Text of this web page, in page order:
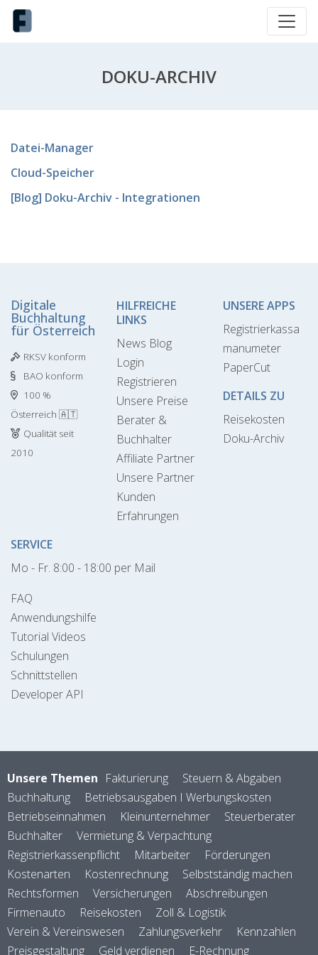
DOKU-ARCHIV
Datei-Manager
Cloud-Speicher
[Blog] Doku-Archiv - Integrationen
Digitale
Buchhaltung
für Österreich
RKSV konform
BAO konform
100 %
Österreich 🇦🇹
Qualität seit
2010
HILFREICHE
LINKS
News Blog
Login
Registrieren
Unsere Preise
Berater &
Buchhalter
Affiliate Partner
Unsere Partner
Kunden
Erfahrungen
UNSERE APPS
Registrierkassa
manumeter
PaperCut
DETAILS ZU
Reisekosten
Doku-Archiv
SERVICE
Mo - Fr. 8:00 - 18:00 per Mail
FAQ
Anwendungshilfe
Tutorial Videos
Schulungen
Schnittstellen
Developer API
Unsere Themen Fakturierung
Steuern & Abgaben
Buchhaltung
Betriebsausgaben I Werbungskosten
Betriebseinnahmen
Kleinunternehmer
Steuerberater
Buchhalter
Vermietung & Verpachtung
Registrierkassenpflicht
Mitarbeiter
Förderungen
Kostenarten
Kostenrechnung
Selbstständig machen
Rechtsformen
Versicherungen
Abschreibungen
Firmenauto
Reisekosten
Zoll & Logistik
Verein & Vereinswesen
Zahlungsverkehr
Kennzahlen
Preisgestaltung
Geld verdienen E-Rechnung